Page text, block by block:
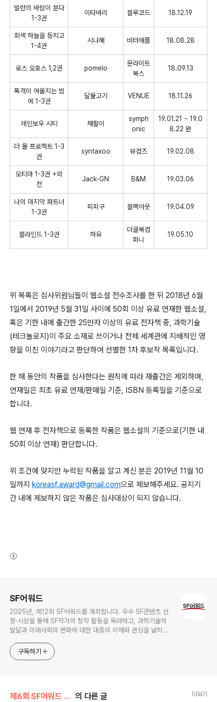
빌런의 바람이 분다
1-3권
이타바리 블루코드 18.12.19
회색 하늘을 등지고
1-4권
시나혜 비터애플 18.08.28
로스 오호스 1,2권 pomelo
문라이트
북스
18.09.13
폭격이 여울지는 밤
에 1-3권
달물고기 VENUE 18.11.26
레인보우 시티 채팔이
symph
onic
19.01.21 ~ 19.0
8.22 완
더 몰 프로젝트 1-3
권
syntaxoo 뷰컴즈 19.02.08
모티마 1-3권 +외
전
Jack-GN B&M 19.03.06
나의 마지막 파트너
1-3권
피피구 블랙아웃 19.04.09
블라인드 1-3권 하유
더클북컴
퍼니
19.05.10
위 목록은 심사위원님들이 웹소설 전수조사를 한 뒤 2018년 6월
1일에서 2019년 5월 31일 사이에 50회 이상 유료 연재한 웹소설,
혹은 기한 내에 출간한 25만자 이상의 유료 전자책 중, 과학기술
(테크놀로지)이 주요 소재로 쓰이거나 전체 세계관에 지배적인 영
향을 미친 이야기라고 판단하여 선별한 1차 후보작 목록입니다.
한 해 동안의 작품을 심사한다는 원칙에 따라 재출간은 제외하며,
연재일은 최초 유료 연재/판매일 기준, ISBN 등록일을 기준으로
합니다.
웹 연재 후 전자책으로 등록한 작품은 웹소설의 기준으로(기한 내
50회 이상 연재) 판단합니다.
위 조건에 맞지만 누락된 작품을 알고 계신 분은 2019년 11월 10
일까지 koreasf.award@gmail.com으로 제보해주세요. 공지기
간 내에 제보하지 않은 작품은 심사대상이 되지 않습니다.
SF어워드
2025년, 제12회 SF어워드를 개최합니다. 우수 SF콘텐츠 선
정·시상을 통해 SF작가의 창작 활동을 독려하고, 과학기술의
발달과 미래사회의 변화에 대한 대중의 이해와 관심을 넓히기
로 12회를 맞이하였습니다.
구독하기
제6회 SF어워드 (2019) 의 다른 글 더보기